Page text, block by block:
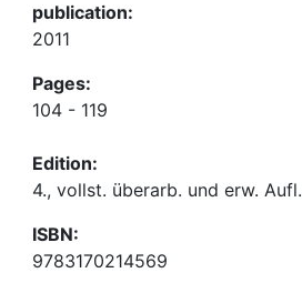
publication:
2011
Pages:
104 - 119
Edition:
4., vollst. überarb. und erw. Aufl.
ISBN:
9783170214569